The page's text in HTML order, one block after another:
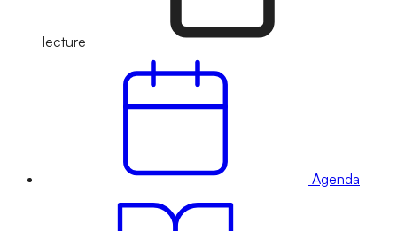
lecture
Agenda